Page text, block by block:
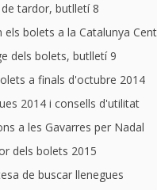
tardor, butlletí 8
els bolets a la Catalunya
dels bolets, butlletí 9
a finals d'octubre 2014
2014 i consells d'utilitat
a les Gavarres per Nadal
dels bolets 2015
de buscar llenegues